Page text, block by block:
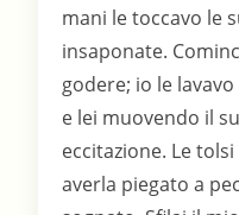
mani le toccavo le
insaponate.
godere; io le
e lei muovendo il
eccitazione. Le
averla piegato a